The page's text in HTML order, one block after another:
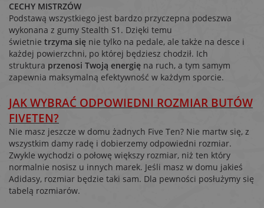
CECHY MISTRZÓW
Podstawą wszystkiego jest bardzo przyczepna podeszwa
wykonana z gumy Stealth S1. Dzięki temu
świetnie trzyma się nie tylko na pedale, ale także na desce i
każdej powierzchni, po której będziesz chodził. Ich
struktura przenosi Twoją energię na ruch, a tym samym
zapewnia maksymalną efektywność w każdym sporcie.
JAK WYBRAĆ ODPOWIEDNI ROZMIAR BUTÓW
FIVETEN?
Nie masz jeszcze w domu żadnych Five Ten? Nie martw się, z
wszystkim damy radę i dobierzemy odpowiedni rozmiar.
Zwykle wychodzi o połowę większy rozmiar, niż ten który
normalnie nosisz u innych marek. Jeśli masz w domu jakieś
Adidasy, rozmiar będzie taki sam. Dla pewności posłużymy się
tabelą rozmiarów.